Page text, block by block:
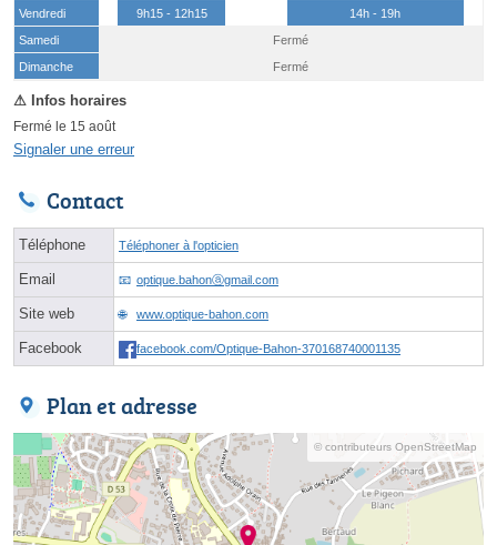
Vendredi
9h15 - 12h15
14h - 19h
Samedi
(15 août)
Fermé
Dimanche
Fermé
Fermé le 15 août
Signaler une erreur
Contact
Téléphone Téléphoner à l'opticien
Email optique.bahonⓐgmail.com
Site web www.optique-bahon.com
Facebook facebook.com/Optique-Bahon-370168740001135
Plan et adresse
© contributeurs OpenStreetMap